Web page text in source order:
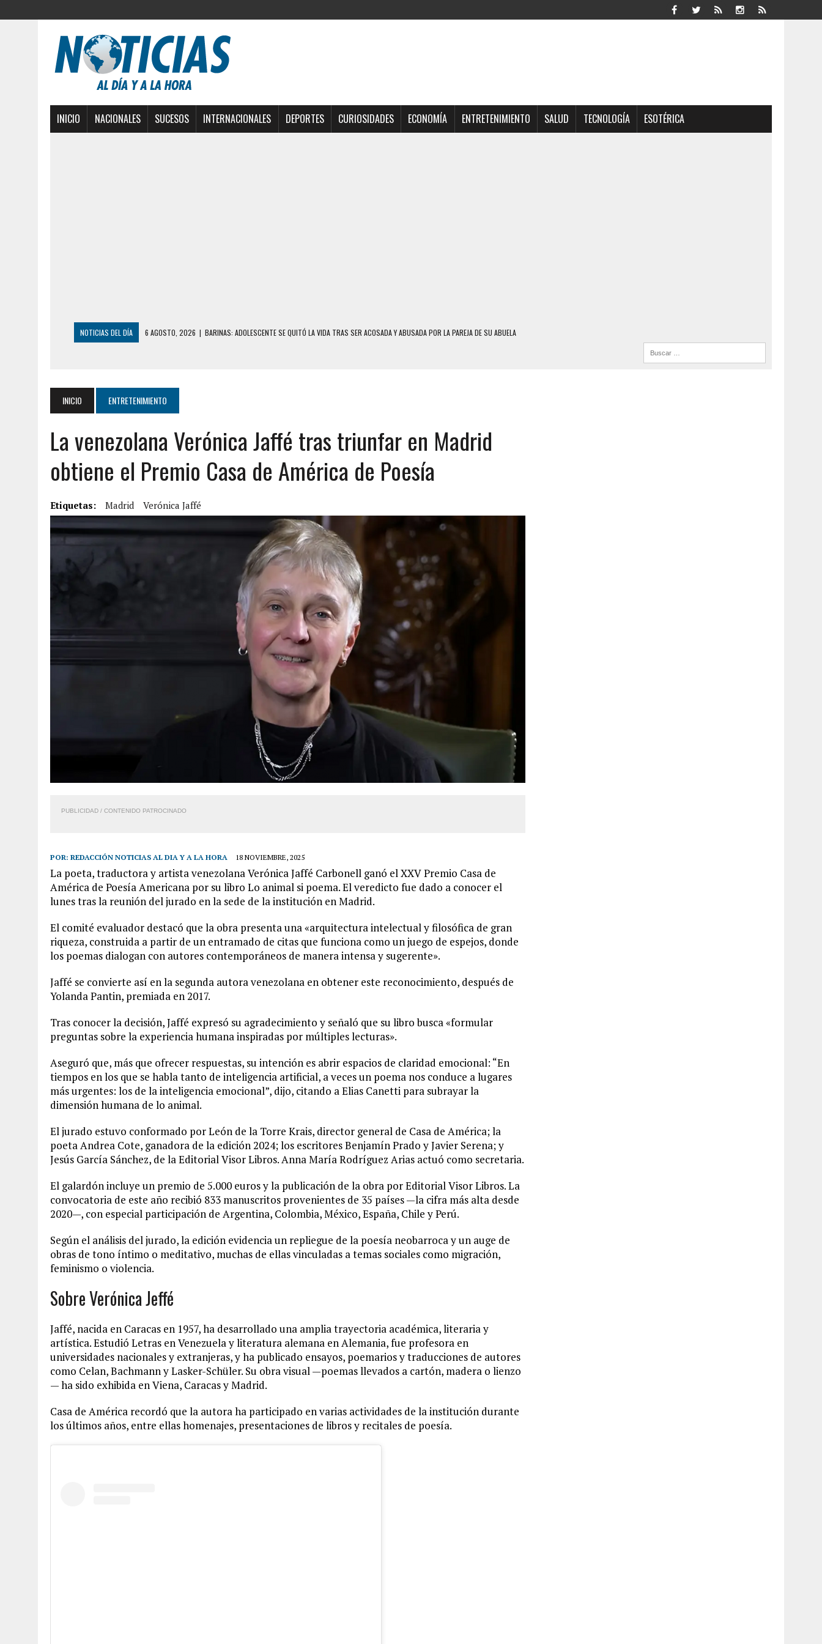
INICIO NACIONALES SUCESOS INTERNACIONALES DEPORTES CURIOSIDADES ECONOMÍA ENTRETENIMIENTO SALUD TECNOLOGÍA ESOTÉRICA
NOTICIAS DEL DÍA 6 AGOSTO, 2026 | BARINAS: ADOLESCENTE SE QUITÓ LA VIDA TRAS SER ACOSADA Y ABUSADA POR LA PAREJA DE SU ABUELA
3 AGOSTO, 2026 | LA INCREÍBLE FORMA EN LA QUE SOBREVIVIÓ UN HOMBRE Y SU FAMILIA TRAS LOS TERREMOTOS: CAYERON DESDE EL PISO NUEVE DEL
7 AGOSTO, 2026 | FUGA DE GAS GENERÓ EXPLOSIÓN EN LOCAL COMERCIAL DE CHACAO
7 AGOSTO, 2026
HOMBRE ASESINÓ A SU TÍA CON UN PUÑAL Y DEJÓ HERIDAS A SU PRIMA Y A OTRO FAMILIAR EN BOLÍVAR
7 AGOSTO, 2026 | LOCALIZARON CUERPO DE ‘LA SEÑORA DE LAS UÑAS BONITAS’ 42 DÍAS DESPUÉS DE LOS TERREMOTOS EN LA GUAIRA
6 AGOSTO, 2026 | MISTERIOSA MUERTE DE MODELO EN MONAGAS: HALLARON EL CUERPO DENTRO DE SU CASA
INICIO ENTRETENIMIENTO
La venezolana Verónica Jaffé tras triunfar en Madrid
obtiene el Premio Casa de América de Poesía
Etiquetas: Madrid Verónica Jaffé
PUBLICIDAD / CONTENIDO PATROCINADO
POR: REDACCIÓN NOTICIAS AL DIA Y A LA HORA 18 NOVIEMBRE, 2025
La poeta, traductora y artista venezolana Verónica Jaffé Carbonell ganó el XXV Premio Casa de
América de Poesía Americana por su libro Lo animal si poema. El veredicto fue dado a conocer el
lunes tras la reunión del jurado en la sede de la institución en Madrid.
El comité evaluador destacó que la obra presenta una «arquitectura intelectual y filosófica de gran
riqueza, construida a partir de un entramado de citas que funciona como un juego de espejos, donde
los poemas dialogan con autores contemporáneos de manera intensa y sugerente».
Jaffé se convierte así en la segunda autora venezolana en obtener este reconocimiento, después de
Yolanda Pantin, premiada en 2017.
Tras conocer la decisión, Jaffé expresó su agradecimiento y señaló que su libro busca «formular
preguntas sobre la experiencia humana inspiradas por múltiples lecturas».
Aseguró que, más que ofrecer respuestas, su intención es abrir espacios de claridad emocional: “En
tiempos en los que se habla tanto de inteligencia artificial, a veces un poema nos conduce a lugares
más urgentes: los de la inteligencia emocional”, dijo, citando a Elias Canetti para subrayar la
dimensión humana de lo animal.
El jurado estuvo conformado por León de la Torre Krais, director general de Casa de América; la
poeta Andrea Cote, ganadora de la edición 2024; los escritores Benjamín Prado y Javier Serena; y
Jesús García Sánchez, de la Editorial Visor Libros. Anna María Rodríguez Arias actuó como secretaria.
El galardón incluye un premio de 5.000 euros y la publicación de la obra por Editorial Visor Libros. La
convocatoria de este año recibió 833 manuscritos provenientes de 35 países —la cifra más alta desde
2020—, con especial participación de Argentina, Colombia, México, España, Chile y Perú.
Según el análisis del jurado, la edición evidencia un repliegue de la poesía neobarroca y un auge de
obras de tono íntimo o meditativo, muchas de ellas vinculadas a temas sociales como migración,
feminismo o violencia.
Sobre Verónica Jeffé
Jaffé, nacida en Caracas en 1957, ha desarrollado una amplia trayectoria académica, literaria y
artística. Estudió Letras en Venezuela y literatura alemana en Alemania, fue profesora en
universidades nacionales y extranjeras, y ha publicado ensayos, poemarios y traducciones de autores
como Celan, Bachmann y Lasker-Schüler. Su obra visual —poemas llevados a cartón, madera o lienzo
— ha sido exhibida en Viena, Caracas y Madrid.
Casa de América recordó que la autora ha participado en varias actividades de la institución durante
los últimos años, entre ellas homenajes, presentaciones de libros y recitales de poesía.